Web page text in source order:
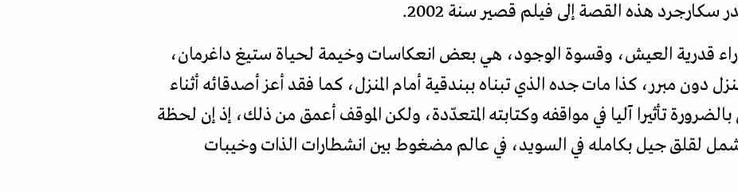
هذه القصة إلى فيلم قصير سنة 2002.
وراء قدرية العيش، وقسوة الوجود، هي بعض انعكاسات وخيمة لحياة ستيغ داغرمان،
دون مبرر، كذا مات جده الذي تبناه ببندقية أمام المنزل، كما فقد أعز أصدقائه أثناء
تأثيرا آليا في مواقفه وكتابته المتعدّدة، ولكن الموقف أعمق من ذلك، إذ إن لحظة
لقلق جيل بكامله في السويد، في عالم مضغوط بين انشطارات الذات وخيبات